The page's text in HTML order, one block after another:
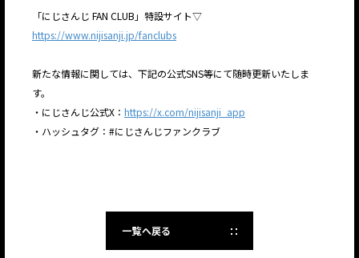
「にじさんじ FAN CLUB」特設サイト▽
https://www.nijisanji.jp/fanclubs
新たな情報に関しては、下記の公式SNS等にて随時更新いたしま
す。
・にじさんじ公式X： https://x.com/nijisanji_app
・ハッシュタグ：#にじさんじファンクラブ
一覧へ戻る